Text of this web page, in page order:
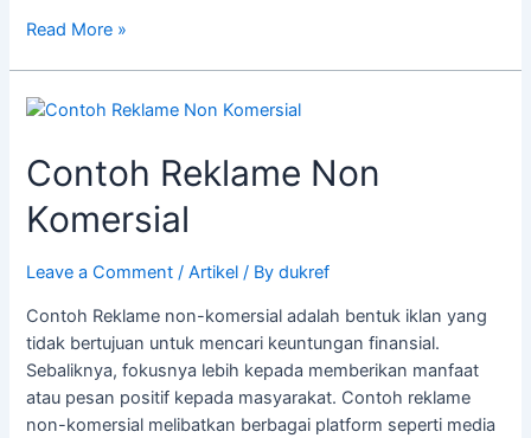
Read More »
Contoh Reklame Non
Komersial
Leave a Comment /Artikel / Bydukref
Contoh Reklame non-komersial adalah bentuk iklan yang
tidak bertujuan untuk mencari keuntungan finansial.
Sebaliknya, fokusnya lebih kepada memberikan manfaat
atau pesan positif kepada masyarakat. Contoh reklame
non-komersial melibatkan berbagai platform seperti media
Contoh
Non
Komersial